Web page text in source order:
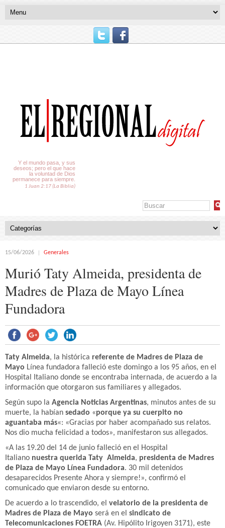
Y el mundo pasa, y sus
deseos; pero el que hace
la voluntad de Dios
permanece para siempre.
1 Juan 2:17 (La Biblia)
15/06/2026 Generales
Murió Taty Almeida, presidenta de
Madres de Plaza de Mayo Línea
Fundadora
Taty Almeida, la histórica referente de Madres de Plaza de
Mayo Línea fundadora falleció este domingo a los 95 años, en el
Hospital Italiano donde se encontraba internada, de acuerdo a la
información que otorgaron sus familiares y allegados.
Según supo la Agencia Noticias Argentinas, minutos antes de su
muerte, la habían sedado «porque ya su cuerpito no
aguantaba más«: «Gracias por haber acompañado sus relatos.
Nos dio mucha felicidad a todos», manifestaron sus allegados.
«A las 19.20 del 14 de junio falleció en el Hospital
Italiano nuestra querida Taty Almeida, presidenta de Madres
de Plaza de Mayo Línea Fundadora. 30 mil detenidos
desaparecidos Presente Ahora y siempre!», confirmó el
comunicado que enviaron desde su entorno.
De acuerdo a lo trascendido, el velatorio de la presidenta de
Madres de Plaza de Mayo será en el sindicato de
Telecomunicaciones FOETRA (Av. Hipólito Irigoyen 3171), este